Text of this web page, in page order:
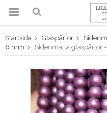
Produkten
Startsida Glaspärlor
6 mm
Sidenmatta glaspärlor